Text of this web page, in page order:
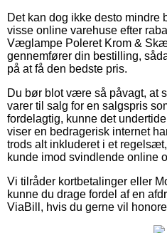
Det kan dog ikke desto mindre
visse online varehuse efter
Væglampe Poleret Krom &
gennemfører din bestilling,
på at få den bedste pris.
Du bør blot være så påvagt, at
varer til salg for en salgspris
fordelagtig, kunne det
viser en bedragerisk internet
trods alt inkluderet i et
kunde imod svindlende online
Vi tilråder kortbetalinger eller
kunne du drage fordel af en
ViaBill, hvis du gerne vil